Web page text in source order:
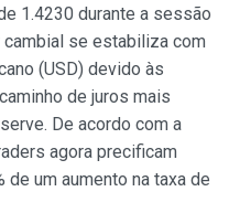
1.4230 durante a sessão
se estabiliza com
(USD) devido às
de juros mais
De acordo com a
agora precificam
um aumento na taxa de